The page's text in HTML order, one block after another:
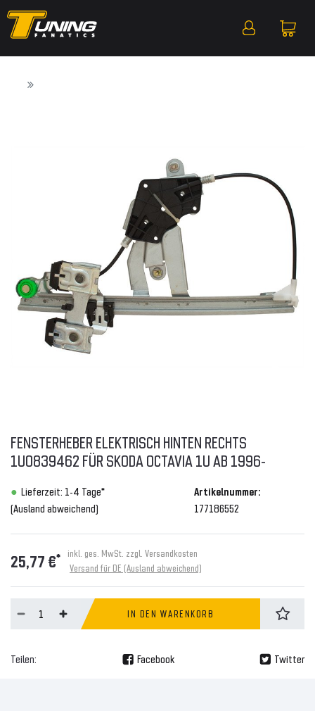
FENSTERHEBER ELEKTRISCH HINTEN RECHTS
1U0839462 FÜR SKODA OCTAVIA 1U AB 1996-
Lieferzeit: 1-4 Tage*
(Ausland abweichend)
Artikelnummer:
177186552
25,77 €* inkl. ges. MwSt. zzgl. Versandkosten
Versand für DE (Ausland abweichend)
IN DEN WARENKORB
Teilen: Facebook Twitter